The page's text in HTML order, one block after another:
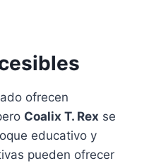
ofrecen
Coalix T. Rex se
educativo y
pueden ofrecer